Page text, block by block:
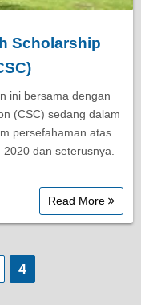
Scholarship
ini bersama dengan
(CSC) sedang dalam
persefahaman atas
dan seterusnya.
Read More
4